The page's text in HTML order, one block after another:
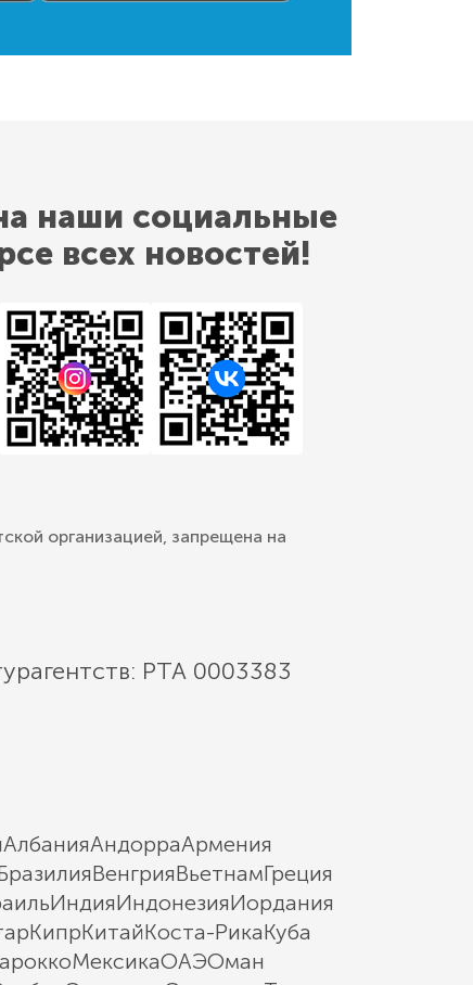
наши социальные
всех новостей!
организацией, запрещена на
РТА 0003383
АлбанияАндорраАрмения
ВенгрияВьетнамГреция
ИндияИндонезияИордания
КипрКитайКоста-РикаКуба
МексикаОАЭОман